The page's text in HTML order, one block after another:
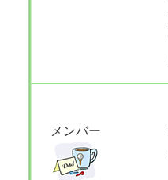
メンバー